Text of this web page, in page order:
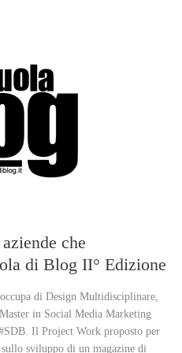
che
di Blog II° Edizione
di Design Multidisciplinare,
in Social Media Marketing
Il Project Work proposto per
sviluppo di un magazine di